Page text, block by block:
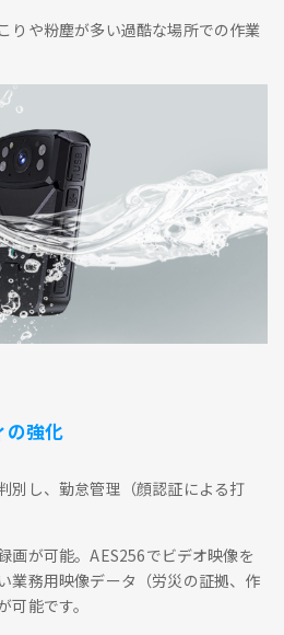
りや粉塵が多い過酷な場所での作業
の強化
別し、勤怠管理（顔認証による打
画が可能。AES256でビデオ映像を
業務用映像データ（労災の証拠、作
能です。